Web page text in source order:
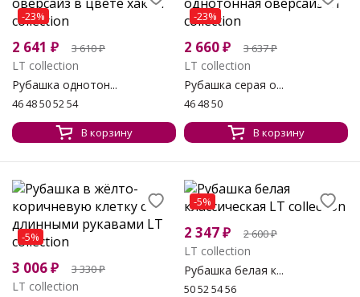
-23%
2 641 ₽ 3 610₽
LT collection
Рубашка однотон...
46 48 50 52 54
В корзину
-23%
2 660₽ 3 637₽
LT collection
Рубашка серая о...
46 48 50
В корзину
-5%
3 006₽ 3 330₽
LT collection
-5%
2 347₽ 2 600₽
LT collection
Рубашка белая к...
50 52 54 56